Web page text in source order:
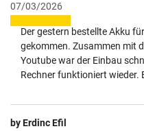
07/03/2026
Der gestern bestellte Akku
gekommen. Zusammen mit
Youtube war der Einbau
Rechner funktioniert wieder.
by Erdinc Efil